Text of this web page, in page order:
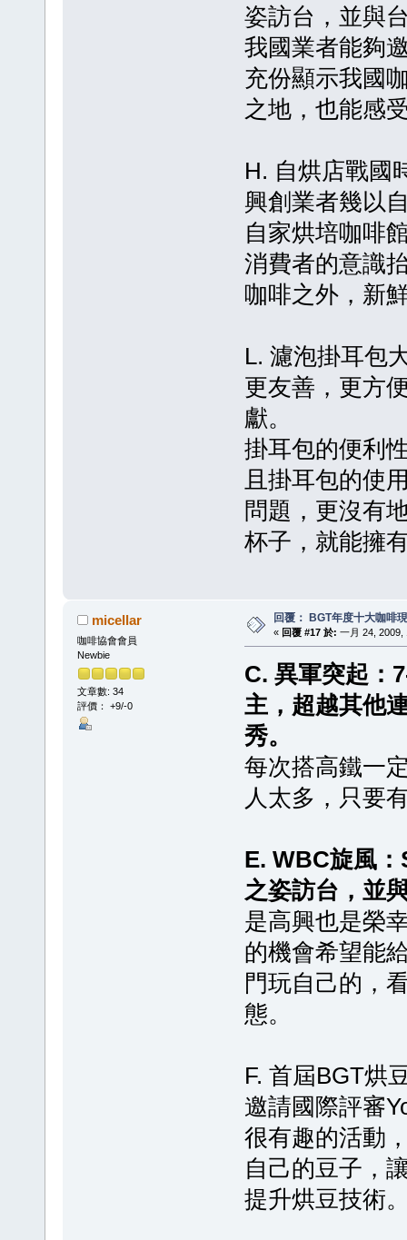
姿訪台，並與
我國業者能夠
充份顯示我國
之地，也能感
H. 自烘店戰國
興創業者幾以
自家烘培咖啡
消費者的意識
咖啡之外，新
L. 濾泡掛耳包
更友善，更方
獻。
掛耳包的便利
且掛耳包的使
問題，更沒有
杯子，就能擁
micellar
咖啡協會會員
Newbie
文章數: 34
評價： +9/-0
回覆： BGT年度十大咖啡
« 回覆 #17 於: 一月 24, 2009,
C. 異軍突起：
主，超越其他
秀。
每次搭高鐵一
人太多，只要
E. WBC旋風
之姿訪台，並
是高興也是榮
的機會希望能
門玩自己的，
態。
F. 首屆BGT烘
邀請國際評審
很有趣的活動
自己的豆子，
提升烘豆技術